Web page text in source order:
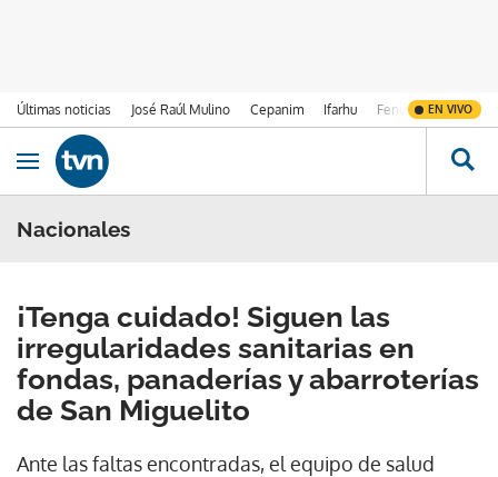
Últimas noticias José Raúl Mulino Cepanim Ifarhu Fenómeno de El
EN VIVO
Ir al contenido
Obrir navegació
Nacionales
¡Tenga cuidado! Siguen las
irregularidades sanitarias en
fondas, panaderías y abarroterías
de San Miguelito
Ante las faltas encontradas, el equipo de salud